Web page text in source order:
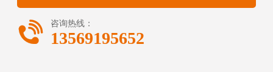
 咨询热线：
13569195652